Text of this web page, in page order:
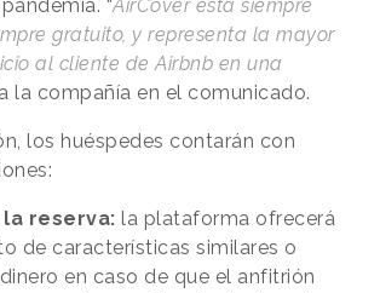
“AirCover está siempre
gratuito, y representa la mayor
al cliente de Airbnb en una
la compañía en el comunicado.
los huéspedes contarán con
reserva: la plataforma ofrecerá
de características similares o
en caso de que el anfitrión